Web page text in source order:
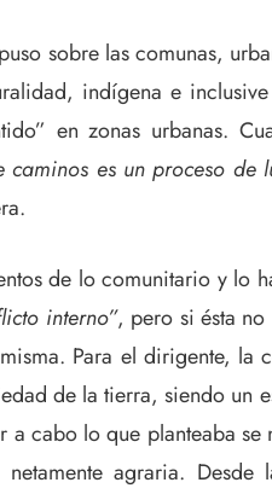
sobre las comunas,
indígena e
en zonas urbanas.
es un proceso de
de lo comunitario y
interno”, pero si ésta
Para el dirigente, la
de la tierra, siendo un
cabo lo que planteaba
agraria.